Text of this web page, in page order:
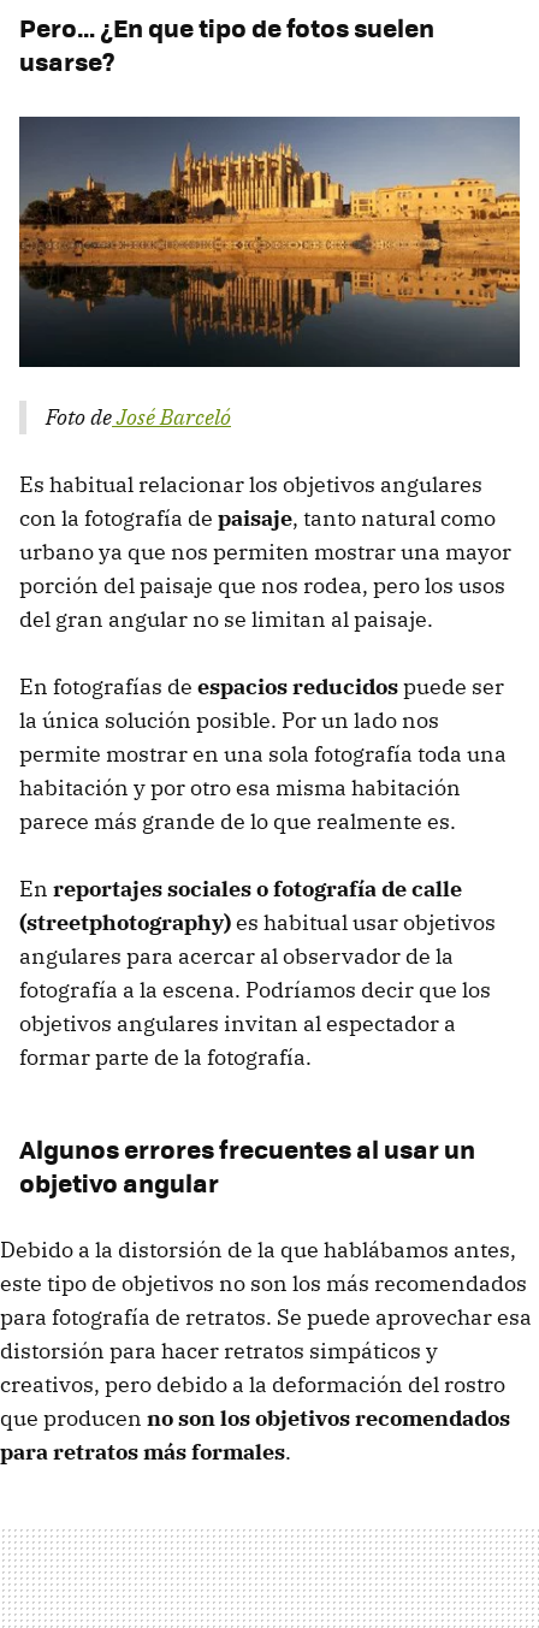
Pero… ¿En que tipo de fotos suelen
usarse?
Foto deJosé Barceló
Es habitual relacionar los objetivos angulares
con la fotografía de paisaje, tanto natural como
urbano ya que nos permiten mostrar una mayor
porción del paisaje que nos rodea, pero los usos
del gran angular no se limitan al paisaje.
En fotografías de espacios reducidospuede ser
la única solución posible. Por un lado nos
permite mostrar en una sola fotografía toda una
habitación y por otro esa misma habitación
parece más grande de lo que realmente es.
En reportajes sociales o fotografía de calle
(streetphotography)es habitual usar objetivos
angulares para acercar al observador de la
fotografía a la escena. Podríamos decir que los
objetivos angulares invitan al espectador a
formar parte de la fotografía.
Algunos errores frecuentes al usar un
objetivo angular
Debido a la distorsión de la que hablábamos antes,
este tipo de objetivos no son los más recomendados
para fotografía de retratos. Se puede aprovechar esa
distorsión para hacer retratos simpáticos y
creativos, pero debido a la deformación del rostro
que producen no son los objetivos recomendados
para retratos más formales.